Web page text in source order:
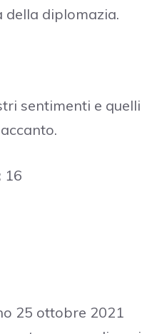
della diplomazia.
sentimenti e quelli
16
25 ottobre 2021